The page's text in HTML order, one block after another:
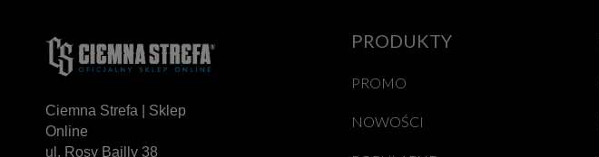
Ciemna Strefa | Sklep
Online
ul. Rosy Bailly 38
PRODUKTY
PROMO
NOWOŚCI